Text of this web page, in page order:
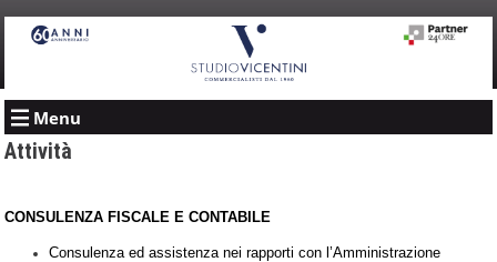
Menu
Attività
CONSULENZA FISCALE E CONTABILE
Consulenza ed assistenza nei rapporti con l’Amministrazione